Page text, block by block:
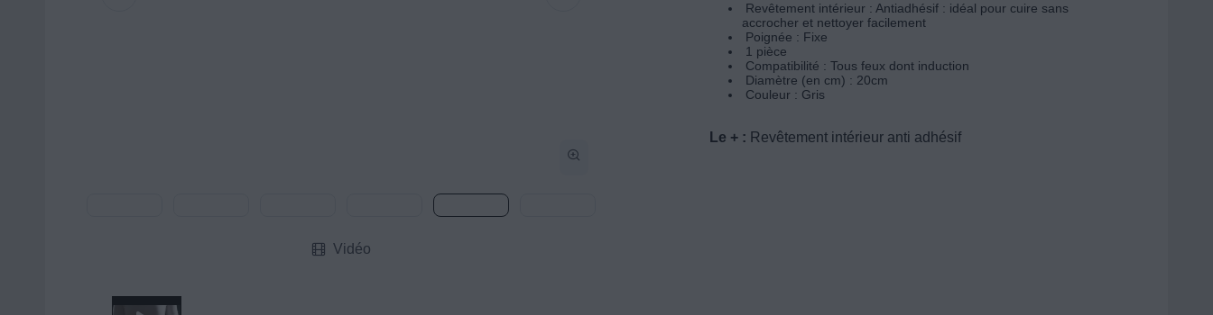
Vidéo
Revêtement intérieur : Antiadhésif : idéal pour cuire sans
accrocher et nettoyer facilement
Poignée : Fixe
1 pièce
Compatibilité : Tous feux dont induction
Diamètre (en cm) : 20cm
Couleur : Gris
Le + : Revêtement intérieur anti adhésif